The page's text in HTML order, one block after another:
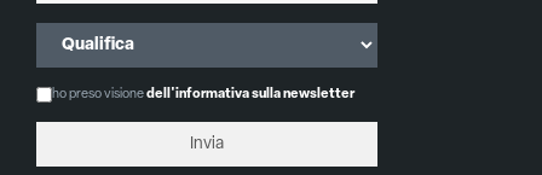
ho preso visionedell'informativa sulla newsletter